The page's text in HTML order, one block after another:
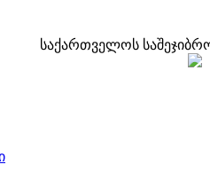
საქართველოს